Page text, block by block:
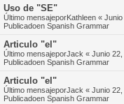
Uso de "SE"
Último mensajeporKathleen « Junio
Publicadoen Spanish Grammar
Articulo "el"
Último mensajeporJack « Junio
Publicadoen Spanish Grammar
Articulo "el"
Último mensajeporJack « Junio
Publicadoen Spanish Grammar